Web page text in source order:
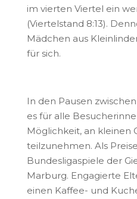
im vierten Viertel ein
(Viertelstand 8:13).
Mädchen aus
für sich.
In den Pausen
es für alle
Möglichkeit, an kleinen
teilzunehmen. Als
Bundesligaspiele der
Marburg. Engagierte
einen Kaffee- und